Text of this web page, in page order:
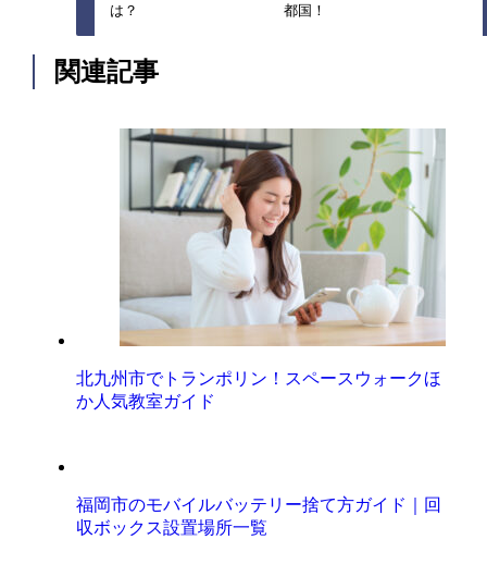
は？
都国！
関連記事
北九州市でトランポリン！スペースウォークほ
か人気教室ガイド
福岡市のモバイルバッテリー捨て方ガイド｜回
収ボックス設置場所一覧